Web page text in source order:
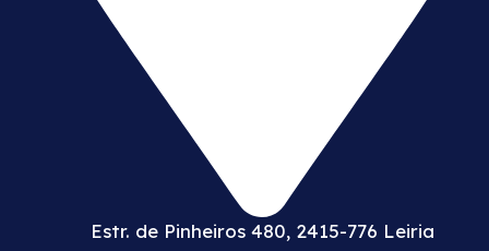
Estr. de Pinheiros 480, 2415-776 Leiria